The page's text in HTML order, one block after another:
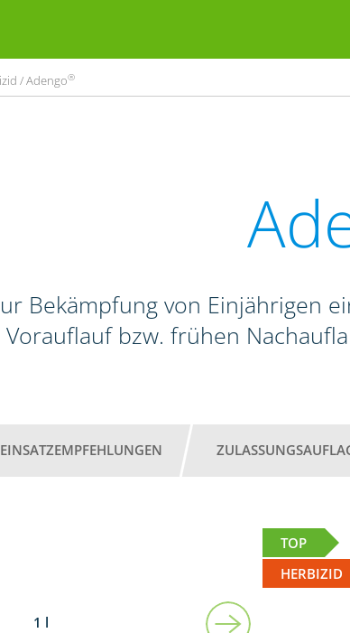
/ Adengo®
Bekämpfung von Einjährigen
Vorauflauf bzw. frühen
EINSATZEMPFEHLUNGEN
TOP
HERBIZID
1 l